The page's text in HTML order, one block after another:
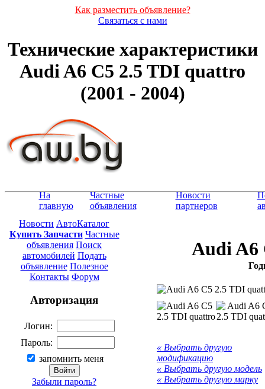
Как разместить объявление?
Связаться с нами
Технические характеристики
Audi A6 C5 2.5 TDI quattro
(2001 - 2004)
На
главную
Частные
объявления
Новости
партнеров
Новости АвтоКаталог
Купить Запчасти Частные
объявления Поиск
автомобилей Подать
объявление Полезное
Контакты Форум
Авторизация
Логин:
Пароль:
запомнить меня
Забыли пароль?
Audi A6
« Выбрать другую
модификацию
« Выбрать другую модель
« Выбрать другую марку